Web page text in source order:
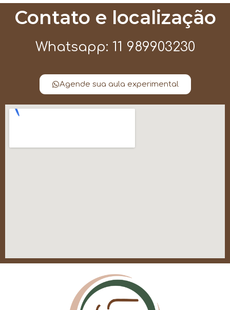
Contato e localização
Whatsapp: 11 989903230
Agende sua aula experimental